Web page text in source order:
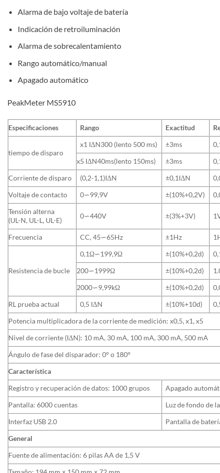
Alarma de bajo voltaje de batería
Indicación de retroiluminación
Alarma de sobrecalentamiento
Rango automático/manual
Apagado automático
PeakMeter MS5910
Especificaciones Rango Exactitud
tiempo de disparo
x1 IΔN300 (lento 500 ms) ±3ms
x5 IΔN40ms(lento 150ms)
±3ms
Corriente de disparo
(0,2-1,1)IΔN ±0,1IΔN
Voltaje de contacto
0∽99,9V ±(10%+0,2V)
Tensión alterna
(UL-N, UL-L, UL-E)
0∽440V ±(3%+3V)
Frecuencia CC, 45∽65Hz ±1Hz
Resistencia de bucle
0,1Ω∽199,9Ω ±(10%+0,2d)
200∽1999Ω
±(10%+0,2d)
2000∽9,99kΩ
±(10%+0,2d)
RL prueba actual
0,5 IΔN ±(10%+10d)
Potencia multiplicadora de la corriente de medición: x0,5, x1, x5
Nivel de corriente (IΔN): 10 mA, 30 mA, 100 mA, 300 mA, 500 mA
Ángulo de fase del disparador: 0° o 180°
Característica
Registro y recuperación de datos: 1000 grupos
Apagado
Pantalla: 6000 cuentas
Luz de fondo de
Interfaz USB 2.0
Pantalla de
General
Fuente de alimentación: 6 pilas AA de 1,5 V